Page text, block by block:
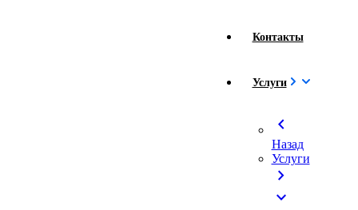
Контакты
Услуги
chevron_left
Назад
Услуги
chevron_right
expand_more